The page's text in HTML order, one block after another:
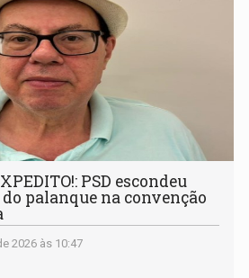
PSD escondeu
palanque na convenção
2026 às 10:47